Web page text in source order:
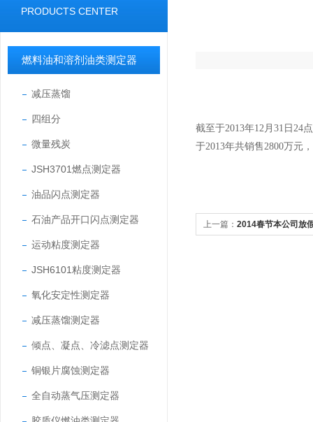
PRODUCTS CENTER
燃料油和溶剂油类测定器
减压蒸馏
四组分
微量残炭
JSH3701燃点测定器
油品闪点测定器
石油产品开口闪点测定器
运动粘度测定器
JSH6101粘度测定器
氧化安定性测定器
减压蒸馏测定器
倾点、凝点、冷滤点测定器
铜银片腐蚀测定器
全自动蒸气压测定器
截至于2013年12月31日24
于2013年共销售2800万元
上一篇： 2014春节本公司放